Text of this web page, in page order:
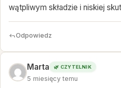
wątpliwym składzie i niskiej
Odpowiedz
Marta 🌿 CZYTELNIK
5 miesięcy temu